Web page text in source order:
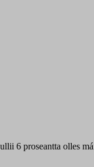
6 proseantta olles